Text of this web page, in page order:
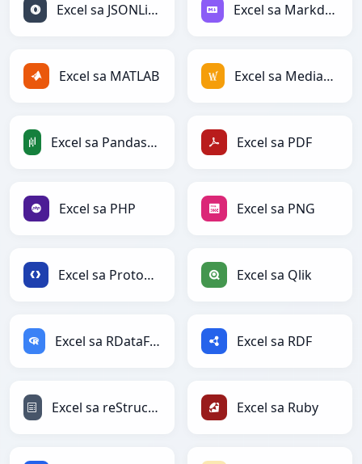
Excel sa JSONLines Excel sa Markdown
Excel sa MATLAB Excel sa MediaWiki
Excel sa PandasDataFrame Excel sa PDF
Excel sa PHP Excel sa PNG
Excel sa Protobuf Excel sa Qlik
Excel sa RDataFrame Excel sa RDF
Excel sa reStructuredText Excel sa Ruby